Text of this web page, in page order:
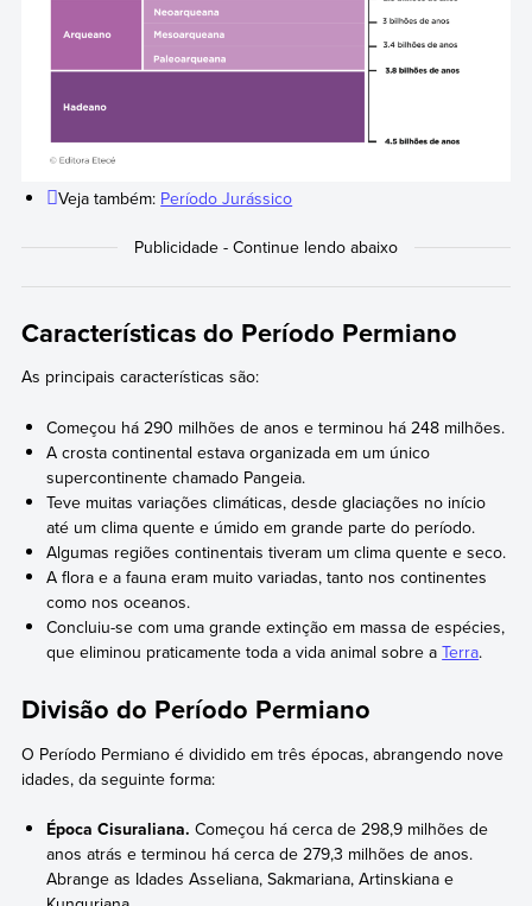
Veja também: Período Jurássico
Características do Período Permiano
As principais características são:
Começou há 290 milhões de anos e terminou há 248 milhões.
A crosta continental estava organizada em um único
supercontinente chamado Pangeia.
Teve muitas variações climáticas, desde glaciações no início
até um clima quente e úmido em grande parte do período.
Algumas regiões continentais tiveram um clima quente e seco.
A flora e a fauna eram muito variadas, tanto nos continentes
como nos oceanos.
Concluiu-se com uma grande extinção em massa de espécies,
que eliminou praticamente toda a vida animal sobre aTerra.
Divisão do Período Permiano
O Período Permiano é dividido em três épocas, abrangendo nove
idades, da seguinte forma:
Época Cisuraliana.Começou há cerca de 298,9 milhões de
anos atrás e terminou há cerca de 279,3 milhões de anos.
Abrange as Idades Asseliana, Sakmariana, Artinskiana e